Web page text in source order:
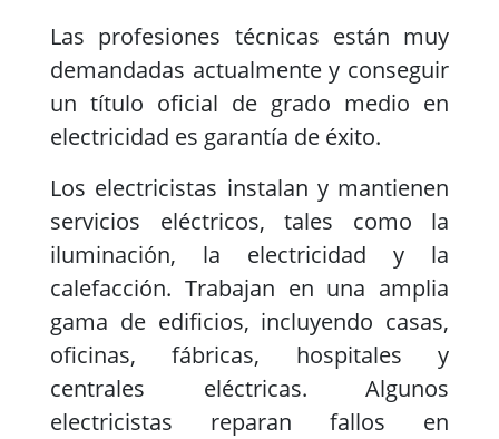
Las profesiones técnicas están muy
demandadas actualmente y conseguir
un título oficial de grado medio en
electricidad es garantía de éxito.
Los electricistas instalan y mantienen
servicios eléctricos, tales como la
iluminación, la electricidad y la
calefacción. Trabajan en una amplia
gama de edificios, incluyendo casas,
oficinas, fábricas, hospitales y
centrales eléctricas. Algunos
electricistas reparan fallos en